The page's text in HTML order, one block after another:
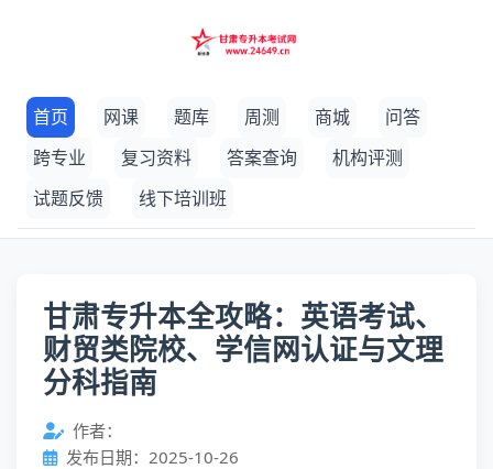
首页 网课 题库 周测 商城
问答
跨专业
复习资料 答案查询
机构评测
试题反馈
线下培训班
甘肃专升本全攻略：英语考试、
财贸类院校、学信网认证与文理
分科指南
作者：
发布日期：2025-10-26